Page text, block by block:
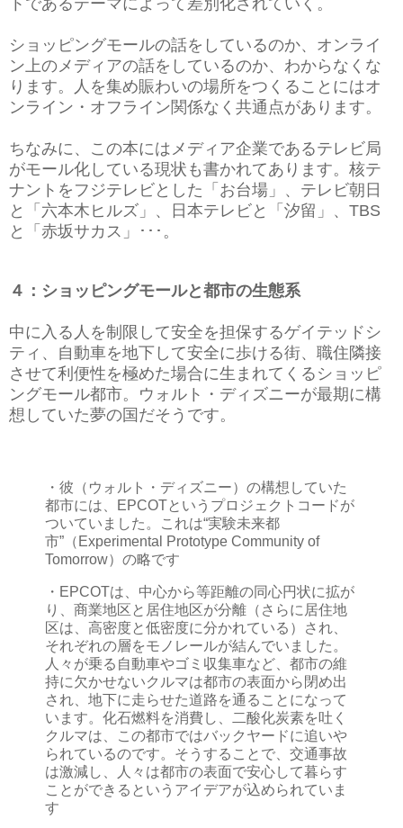
トであるテーマによって差別化されていく。
ショッピングモールの話をしているのか、オンライ
ン上のメディアの話をしているのか、わからなくな
ります。人を集め賑わいの場所をつくることにはオ
ンライン・オフライン関係なく共通点があります。
ちなみに、この本にはメディア企業であるテレビ局
がモール化している現状も書かれてあります。核テ
ナントをフジテレビとした「お台場」、テレビ朝日
と「六本木ヒルズ」、日本テレビと「汐留」、TBS
と「赤坂サカス」･･･。
４：ショッピングモールと都市の生態系
中に入る人を制限して安全を担保するゲイテッドシ
ティ、自動車を地下して安全に歩ける街、職住隣接
させて利便性を極めた場合に生まれてくるショッピ
ングモール都市。ウォルト・ディズニーが最期に構
想していた夢の国だそうです。
・彼（ウォルト・ディズニー）の構想していた
都市には、EPCOTというプロジェクトコードが
ついていました。これは“実験未来都
市”（Experimental Prototype Community of
Tomorrow）の略です
・EPCOTは、中心から等距離の同心円状に拡が
り、商業地区と居住地区が分離（さらに居住地
区は、高密度と低密度に分かれている）され、
それぞれの層をモノレールが結んでいました。
人々が乗る自動車やゴミ収集車など、都市の維
持に欠かせないクルマは都市の表面から閉め出
され、地下に走らせた道路を通ることになって
います。化石燃料を消費し、二酸化炭素を吐く
クルマは、この都市ではバックヤードに追いや
られているのです。そうすることで、交通事故
は激減し、人々は都市の表面で安心して暮らす
ことができるというアイデアが込められていま
す